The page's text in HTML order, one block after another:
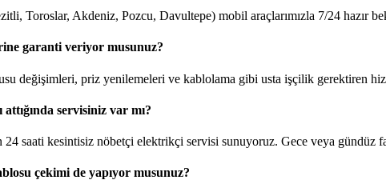
Toroslar, Akdeniz, Pozcu, Davultepe) mobil araçlarımızla 7/24 hazır
garanti veriyor musunuz?
değişimleri, priz yenilemeleri ve kablolama gibi usta işçilik gerektiren
attığında servisiniz var mı?
saati kesintisiz nöbetçi elektrikçi servisi sunuyoruz. Gece veya gündüz
çekimi de yapıyor musunuz?